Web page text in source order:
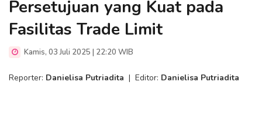
Persetujuan yang Kuat pada
Fasilitas Trade Limit
Kamis, 03 Juli 2025 | 22:20 WIB
Reporter: Danielisa Putriadita | Editor: Danielisa Putriadita